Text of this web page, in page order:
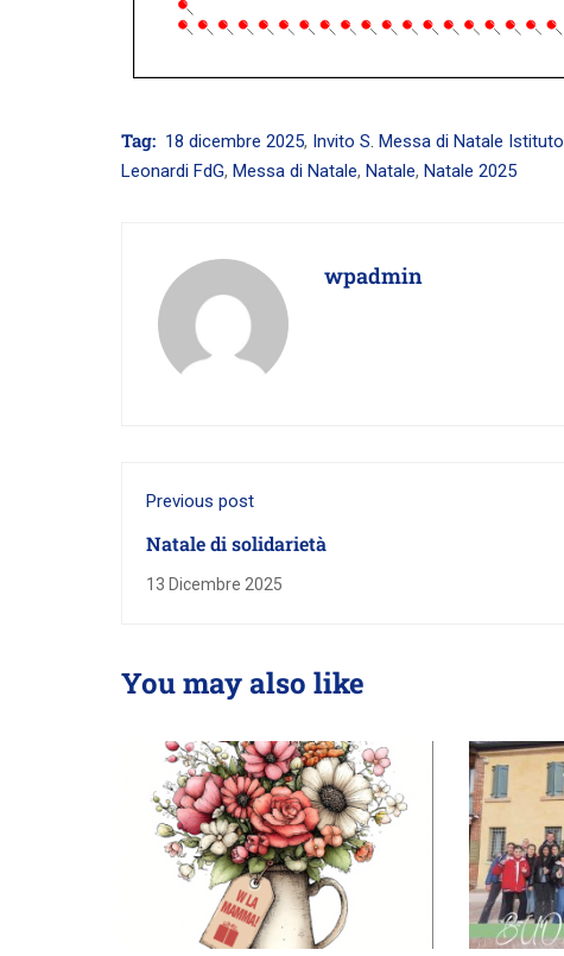
Tag: 18 dicembre 2025, Invito S. Messa di Natale Istituto
Leonardi FdG, Messa di Natale, Natale, Natale 2025
wpadmin
Previous post
Natale di solidarietà
13 Dicembre 2025
You may also like